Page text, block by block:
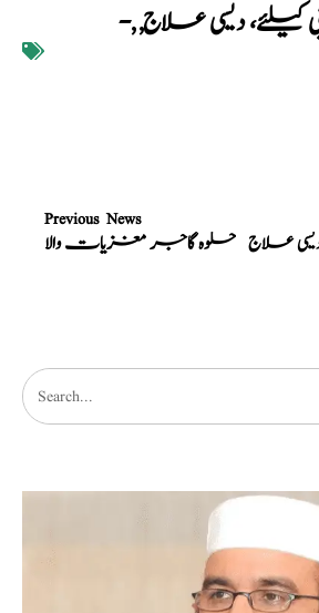
-,کیلئے، دیسی علاج,
Previous News
حلوہ گاجر مغزیات والا